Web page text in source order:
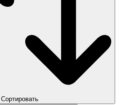
Сортировать